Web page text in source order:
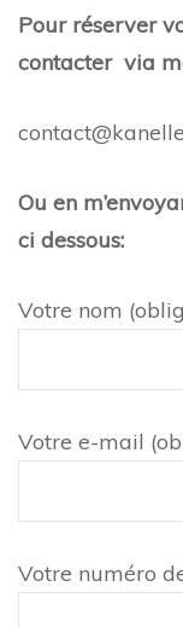
Pour réserver
contacter via
Ou en
ci dessous:
Votre nom
Votre e-mail
Votre numéro